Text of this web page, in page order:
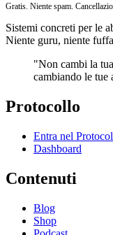
Gratis. Niente spam.
Sistemi concreti per le
Niente guru, niente
"Non cambi la
cambiando le tue
Protocollo
Entra nel
Dashboard
Contenuti
Blog
Shop